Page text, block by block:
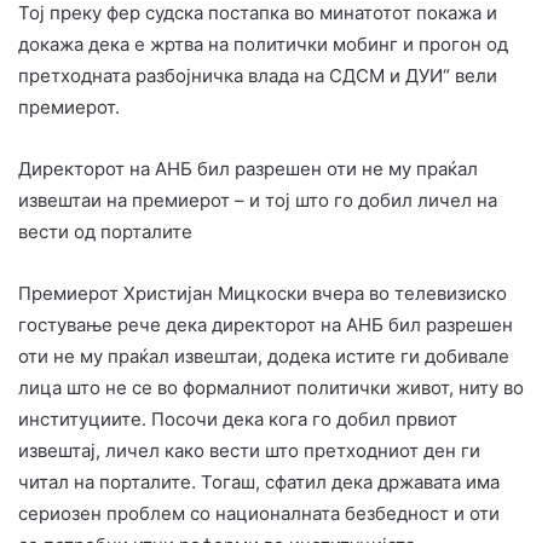
Тој преку фер судска постапка во минатотот покажа и
докажа дека е жртва на политички мобинг и прогон од
претходната разбојничка влада на СДСМ и ДУИ“ вели
премиерот.
Директорот на АНБ бил разрешен оти не му праќал
извештаи на премиерот – и тој што го добил личел на
вести од порталите
Премиерот Христијан Мицкоски вчера во телевизиско
гостување рече дека директорот на АНБ бил разрешен
оти не му праќал извештаи, додека истите ги добивале
лица што не се во формалниот политички живот, ниту во
институциите. Посочи дека кога го добил првиот
извештај, личел како вести што претходниот ден ги
читал на порталите. Тогаш, сфатил дека државата има
сериозен проблем со националната безбедност и оти